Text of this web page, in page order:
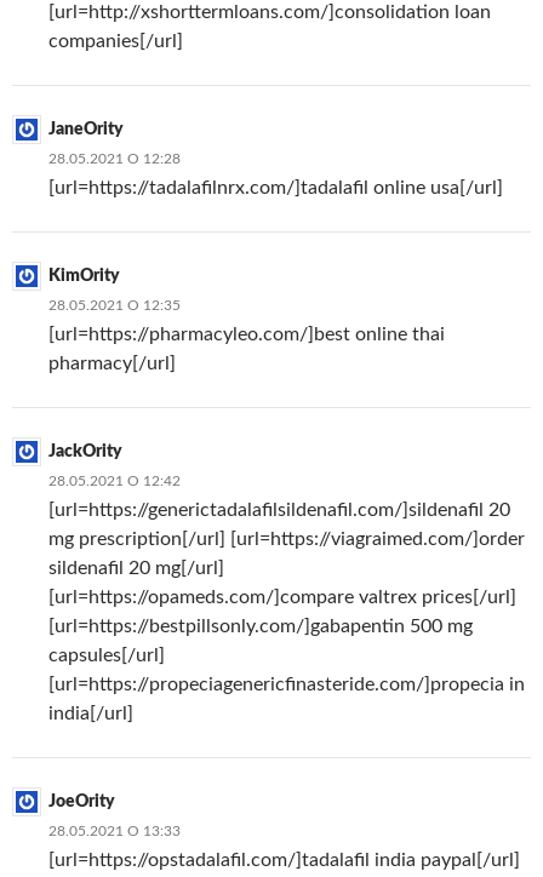
[url=http://xshorttermloans.com/]consolidation loan
companies[/url]
JaneOrity
28.05.2021 О 12:28
[url=https://tadalafilnrx.com/]tadalafil online usa[/url]
KimOrity
28.05.2021 О 12:35
[url=https://pharmacyleo.com/]best online thai
pharmacy[/url]
JackOrity
28.05.2021 О 12:42
[url=https://generictadalafilsildenafil.com/]sildenafil 20
mg prescription[/url] [url=https://viagraimed.com/]order
sildenafil 20 mg[/url]
[url=https://opameds.com/]compare valtrex prices[/url]
[url=https://bestpillsonly.com/]gabapentin 500 mg
capsules[/url]
[url=https://propeciagenericfinasteride.com/]propecia in
india[/url]
JoeOrity
28.05.2021 О 13:33
[url=https://opstadalafil.com/]tadalafil india paypal[/url]